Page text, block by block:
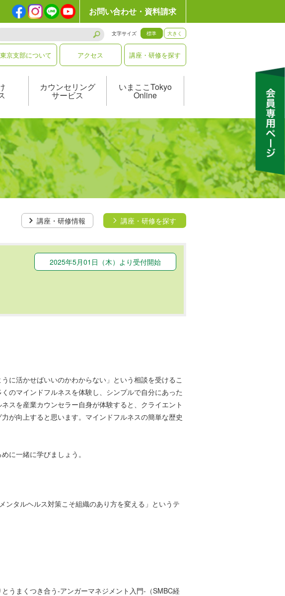
お問い合わせ・資料請求
文字サイズ 標準 大きく
東京支部について アクセス 講座・研修を探す
カウンセリング
サービス
いまここTokyo
Online
講座・研修情報 講座・研修を探す
2025年5月01日（木）より受付開始
に活かせばいいのかわからない」という相談を受けるこ
のマインドフルネスを体験し、シンプルで自分にあった
スを産業カウンセラー自身が体験すると、クライエント
が向上すると思います。マインドフルネスの簡単な歴史
に一緒に学びましょう。
タルヘルス対策こそ組織のあり方を変える」というテ
うまくつき合う-アンガーマネジメント入門-（SMBC経